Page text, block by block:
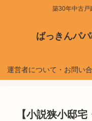
築30年中古戸
ばっきんパ
運営者について・お問い
【小説狭小邸